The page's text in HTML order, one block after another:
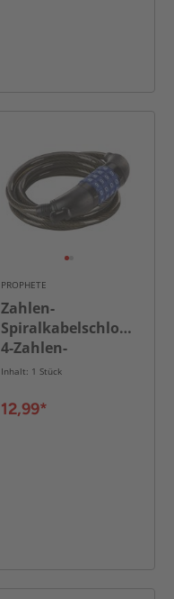
PROPHETE
Zahlen-
Spiralkabelschloss,
4-Zahlen-
Kombination,
Inhalt: 1 Stück
12,99*